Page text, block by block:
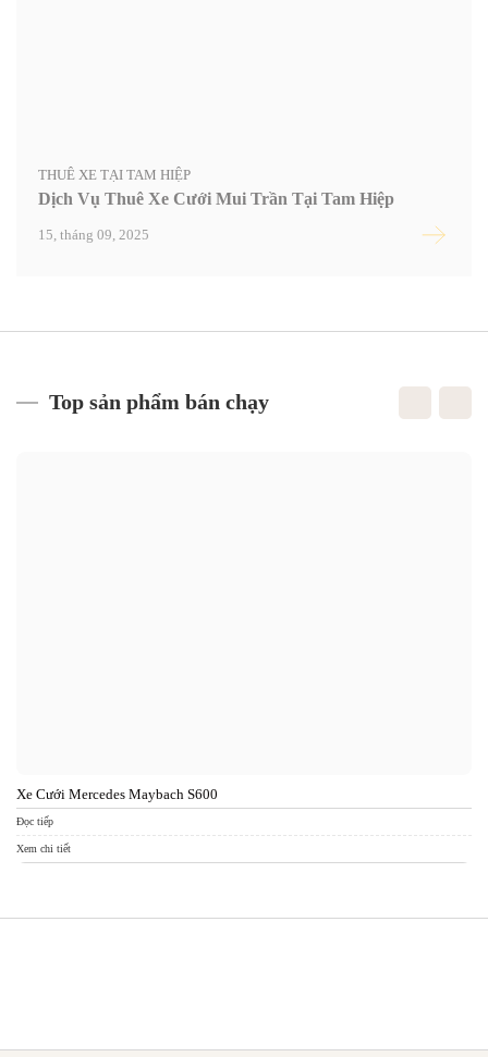
THUÊ XE TẠI TAM HIỆP
Dịch Vụ Thuê Xe Cưới Mui Trần Tại Tam Hiệp
15, tháng 09, 2025
Top sản phẩm bán chạy
Xe Cưới Mercedes Maybach S600
Đọc tiếp
Xem chi tiết